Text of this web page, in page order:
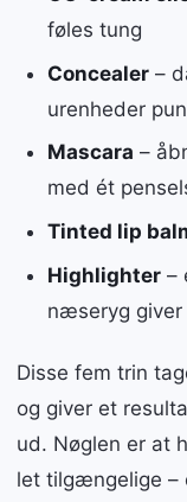
føles tung
Concealer–
urenheder
Mascara –
med ét
Tinted lip
Highlighter–
næseryg
Disse fem trin
og giver et
ud. Nøglen er at
let tilgængelige –